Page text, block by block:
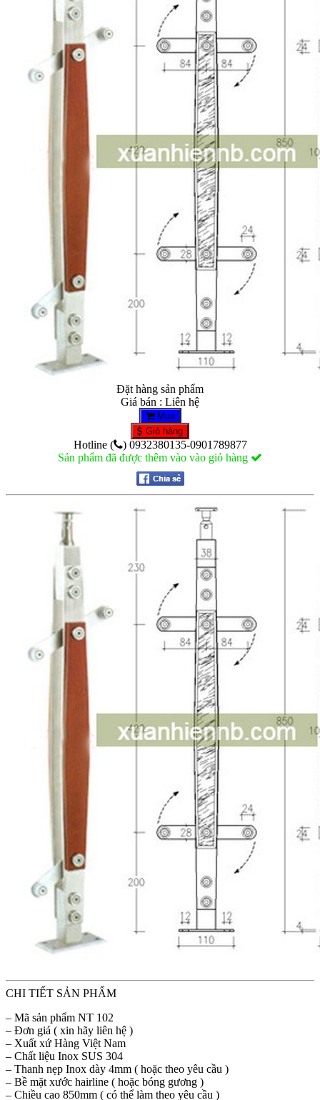
Đặt hàng sản phẩm
Giá bán : Liên hệ
Mua
Giỏ hàng
Hotline (
) 0932380135-0901789877
Sản phẩm đã được thêm vào vào giỏ hàng
CHI TIẾT SẢN PHẨM
– Mã sản phẩm NT 102
– Đơn giá ( xin hãy liên hệ )
– Xuất xứ Hàng Việt Nam
– Chất liệu Inox SUS 304
– Thanh nẹp Inox dày 4mm ( hoặc theo yêu cầu )
– Bề mặt xước hairline ( hoặc bóng gương )
– Chiều cao 850mm ( có thể làm theo yêu cầu )